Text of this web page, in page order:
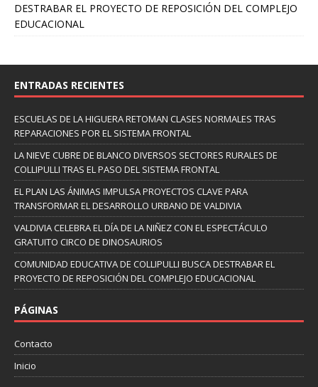
DESTRABAR EL PROYECTO DE REPOSICIÓN DEL COMPLEJO
EDUCACIONAL
ENTRADAS RECIENTES
ESCUELAS DE LA HIGUERA RETOMAN CLASES NORMALES TRAS
REPARACIONES POR EL SISTEMA FRONTAL
LA NIEVE CUBRE DE BLANCO DIVERSOS SECTORES RURALES DE
COLLIPULLI TRAS EL PASO DEL SISTEMA FRONTAL
EL PLAN LAS ÁNIMAS IMPULSA PROYECTOS CLAVE PARA
TRANSFORMAR EL DESARROLLO URBANO DE VALDIVIA
VALDIVIA CELEBRA EL DÍA DE LA NIÑEZ CON EL ESPECTÁCULO
GRATUITO CIRCO DE DINOSAURIOS
COMUNIDAD EDUCATIVA DE COLLIPULLI BUSCA DESTRABAR EL
PROYECTO DE REPOSICIÓN DEL COMPLEJO EDUCACIONAL
PÁGINAS
Contacto
Inicio